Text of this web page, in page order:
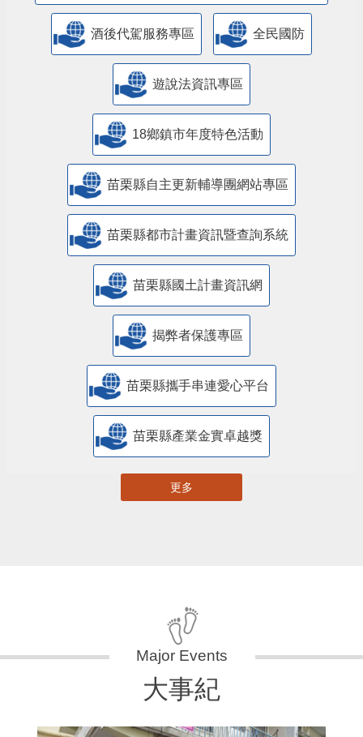
酒後代駕服務專區 全民國防
遊說法資訊專區
18鄉鎮市年度特色活動
苗栗縣自主更新輔導團網站專區
苗栗縣都市計畫資訊暨查詢系統
苗栗縣國土計畫資訊網
揭弊者保護專區
苗栗縣攜手串連愛心平台
苗栗縣產業金實卓越獎
更多
大事紀